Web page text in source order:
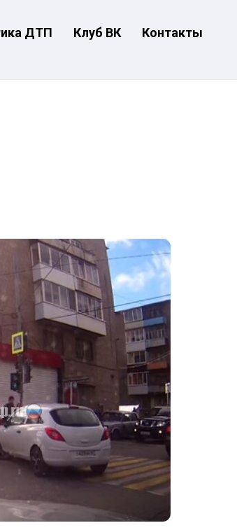
ДТП Клуб ВК Контакты